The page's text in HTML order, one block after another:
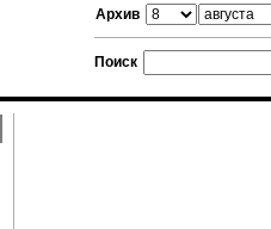
Архив
Поиск